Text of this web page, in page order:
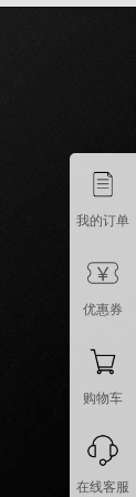
我的订单
优惠券
购物车
在线客服